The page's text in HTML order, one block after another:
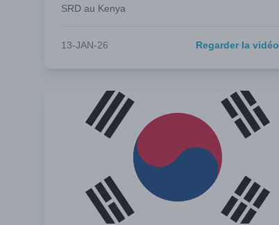
SRD au Kenya
13-JAN-26 Regarder la vidéo